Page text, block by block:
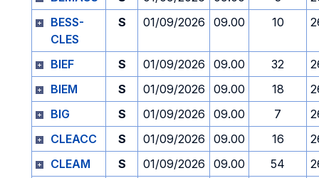
BESS-
CLES
S 01/09/2026 09.00 10
BIEF S 01/09/2026 09.00 32
BIEM
S 01/09/2026 09.00 18
BIG
S 01/09/2026 09.00 7
CLEACC
S 01/09/2026 09.00 16
CLEAM
S 01/09/2026 09.00 54